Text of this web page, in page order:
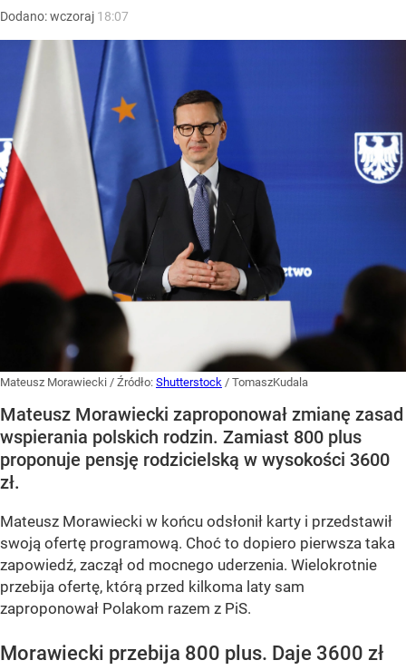
Dodano:wczoraj 18:07
Mateusz Morawiecki / Źródło: Shutterstock / TomaszKudala
Mateusz Morawiecki zaproponował zmianę zasad
wspierania polskich rodzin. Zamiast 800 plus
proponuje pensję rodzicielską w wysokości 3600
zł.
Mateusz Morawiecki w końcu odsłonił karty i przedstawił
swoją ofertę programową. Choć to dopiero pierwsza taka
zapowiedź, zaczął od mocnego uderzenia. Wielokrotnie
przebija ofertę, którą przed kilkoma laty sam
zaproponował Polakom razem z PiS.
Morawiecki przebija 800 plus. Daje 3600 zł